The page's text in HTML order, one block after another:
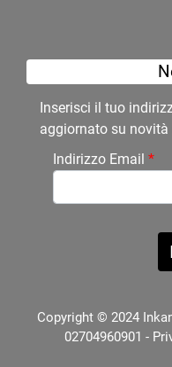
Inserisci il tuo
aggiornato su novità
Indirizzo Email *
Copyright © 2024
02704960901 -